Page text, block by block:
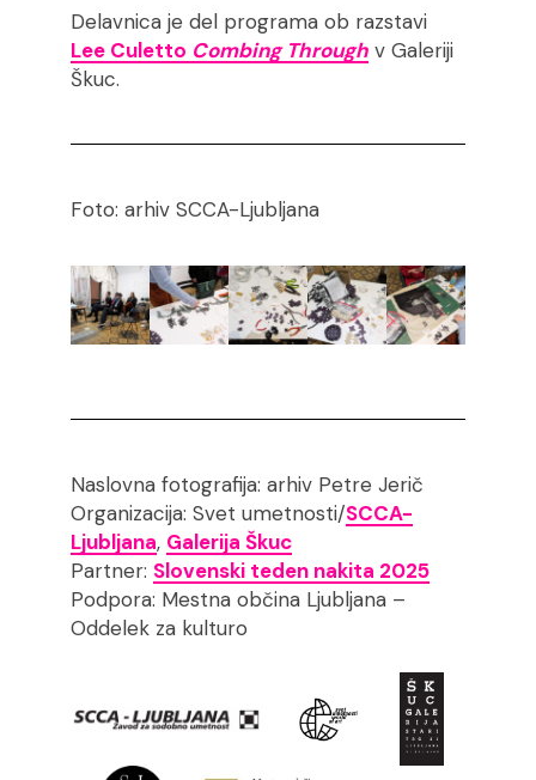
Delavnica je del programa ob razstavi
Lee Culetto Combing Throughv Galeriji
Škuc.
Foto: arhiv SCCA-Ljubljana
Naslovna fotografija: arhiv Petre Jerič
Organizacija: Svet umetnosti/SCCA-
Ljubljana, Galerija Škuc
Partner: Slovenski teden nakita 2025
Podpora: Mestna občina Ljubljana –
Oddelek za kulturo